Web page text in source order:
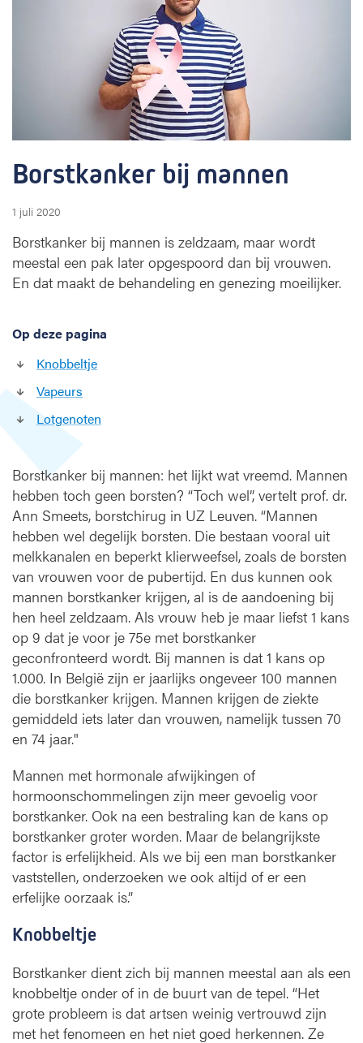
a
n
k
e
r
b
i
m
e
n
Borstkanker bij mannen
1 juli 2020
Borstkanker bij mannen is zeldzaam, maar wordt
meestal een pak later opgespoord dan bij vrouwen.
En dat maakt de behandeling en genezing moeilijker.
Op deze pagina
Knobbeltje
Vapeurs
Lotgenoten
Borstkanker bij mannen: het lijkt wat vreemd. Mannen
hebben toch geen borsten? “Toch wel”, vertelt prof. dr.
Ann Smeets, borstchirug in UZ Leuven. “Mannen
hebben wel degelijk borsten. Die bestaan vooral uit
melkkanalen en beperkt klierweefsel, zoals de borsten
van vrouwen voor de pubertijd. En dus kunnen ook
mannen borstkanker krijgen, al is de aandoening bij
hen heel zeldzaam. Als vrouw heb je maar liefst 1 kans
op 9 dat je voor je 75e met borstkanker
geconfronteerd wordt. Bij mannen is dat 1 kans op
1.000. In België zijn er jaarlijks ongeveer 100 mannen
die borstkanker krijgen. Mannen krijgen de ziekte
gemiddeld iets later dan vrouwen, namelijk tussen 70
en 74 jaar."
Mannen met hormonale afwijkingen of
hormoonschommelingen zijn meer gevoelig voor
borstkanker. Ook na een bestraling kan de kans op
borstkanker groter worden. Maar de belangrijkste
factor is erfelijkheid. Als we bij een man borstkanker
vaststellen, onderzoeken we ook altijd of er een
erfelijke oorzaak is.”
Knobbeltje
Borstkanker dient zich bij mannen meestal aan als een
knobbeltje onder of in de buurt van de tepel. “Het
grote probleem is dat artsen weinig vertrouwd zijn
met het fenomeen en het niet goed herkennen. Ze